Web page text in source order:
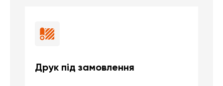
Друк під замовлення